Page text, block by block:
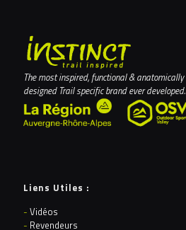
The most inspired, functional & anatomically
designed Trail specific brand ever developed.
Liens Utiles :
- Vidéos
- Revendeurs